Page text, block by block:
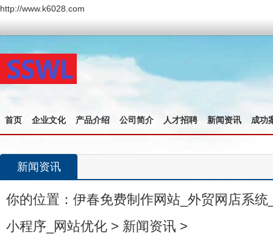
http://www.k6028.com
首页 企业文化 产品介绍 公司简介 人才招聘 新闻资讯 成功
新闻资讯
你的位置： 伊春免费制作网站_外贸网店系
小程序_网站优化 > 新闻资讯 >